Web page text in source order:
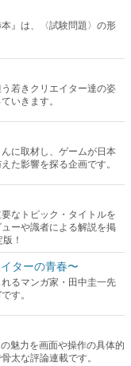
』は、〈試験問題〉の形
若きクリエイター達の姿
いきます。
に取材し、ゲームが日本
た影響を探る企画です。
なトピック・タイトルを
ーや識者による解説を掲
！
ターの青春〜
るマンガ家・田中圭一先
す。
魅力を画面や操作の具体的
太な評論連載です。